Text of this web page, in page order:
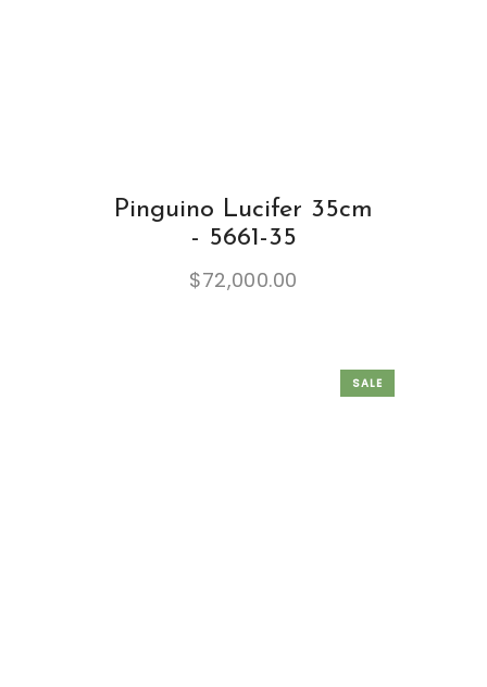
Pinguino Lucifer 35cm
- 5661-35
$72,000.00
SALE